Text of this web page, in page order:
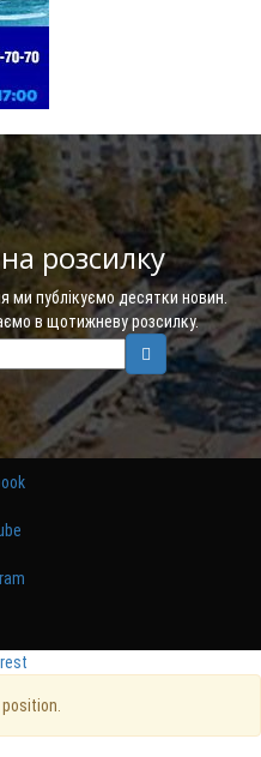
розсилку
ми публікуємо десятки новин.
в щотижневу розсилку.
position.